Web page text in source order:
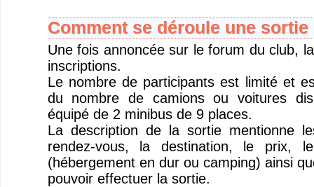
Comment se déroule une sortie
Une fois annoncée sur le forum du club,
inscriptions.
Le nombre de participants est limité et
du nombre de camions ou voitures
équipé de 2 minibus de 9 places.
La description de la sortie mentionne
rendez-vous, la destination, le prix,
(hébergement en dur ou camping) ainsi
pouvoir effectuer la sortie.